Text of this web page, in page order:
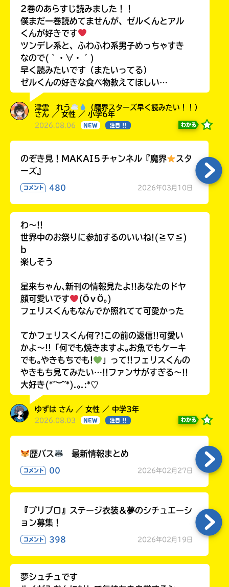
2巻のあらすじ読みました！！
僕まだ一巻読めてませんが、ゼルくんとアル
くんが好きです
ツンデレ系と、ふわふわ系男子めっちゃすき
なので(｀・∀・´)
早く読みたいです（またいってる）
ゼルくんの好きな食べ物教えてほしい…
津雲 れう
（魔界スターズ早く読みたい！！）
さん ／ 女性 ／ 小学6年
2026.08.06 NEW 注目 !! わかる
のぞき見！MAKAI５チャンネル『魔界
スタ
ーズ』
コメント 480 2026年03月10日
わ〜!!
世界中のお祭りに参加するのいいね!(≧∇≦)
b
楽しそう
星来ちゃん､新刊の情報見たよ!!あなたのドヤ
顔可愛いです
(ӦｖӦ｡)
フェリスくんもなんでか照れてて可愛かった
てかフェリスくん何?!この前の返信!!可愛い
かよ〜!!「何でも焼きますよ｡お魚でもケーキ
でも｡やきもちでも!
」って!!フェリスくんの
やきもち見てみたい…!!ファンサがすぎる〜!!
大好き(*˘︶˘*).｡.:*♡
ゆずは さん ／ 女性 ／ 中学3年
2026.08.03 NEW 注目 !! わかる
歴バス 最新情報まとめ
コメント 00 2026年02月27日
『プリプロ』ステージ衣装＆夢のシチュエーシ
ョン募集！
コメント 398 2026年02月19日
夢シュチュです